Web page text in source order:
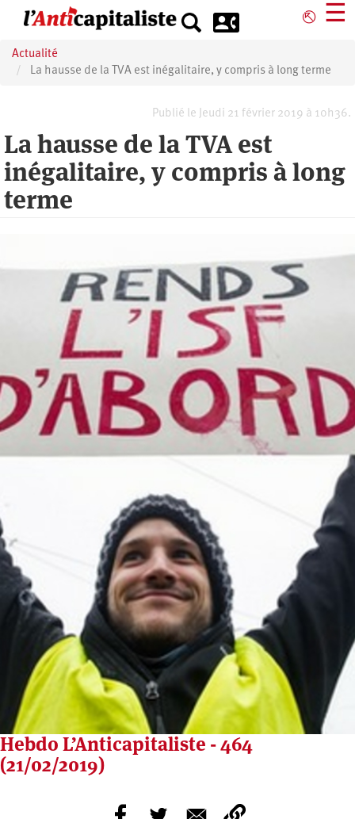
principal
⎋ ☰
Actualité
La hausse de la TVA est inégalitaire, y compris à long terme
Publié le Jeudi 21 février 2019 à 10h36.
La hausse de la TVA est
inégalitaire, y compris à long
terme
Hebdo L’Anticapitaliste - 464
(21/02/2019)